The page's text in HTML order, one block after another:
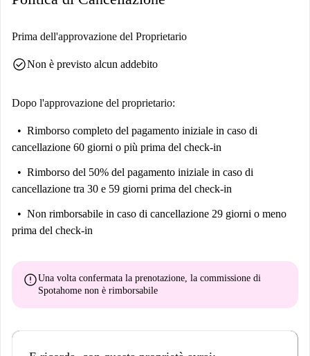
Prima dell'approvazione del Proprietario
check_circleNon è previsto alcun addebito
Dopo l'approvazione del proprietario:
Rimborso completo del pagamento iniziale in caso di
cancellazione 60 giorni o più prima del check-in
Rimborso del 50% del pagamento iniziale in caso di
cancellazione tra 30 e 59 giorni prima del check-in
Non rimborsabile in caso di cancellazione 29 giorni o meno
prima del check-in
errorUna volta confermata la prenotazione, la commissione di
Spotahome non è rimborsabile